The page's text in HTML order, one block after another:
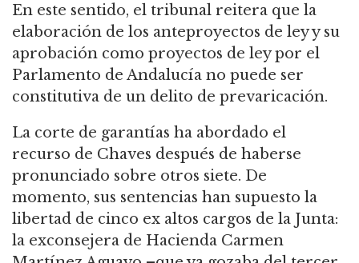
En este sentido, el tribunal reitera que la
elaboración de los anteproyectos de ley y su
aprobación como proyectos de ley por el
Parlamento de Andalucía no puede ser
constitutiva de un delito de prevaricación.
La corte de garantías ha abordado el
recurso de Chaves después de haberse
pronunciado sobre otros siete. De
momento, sus sentencias han supuesto la
libertad de cinco ex altos cargos de la Junta:
la exconsejera de Hacienda Carmen